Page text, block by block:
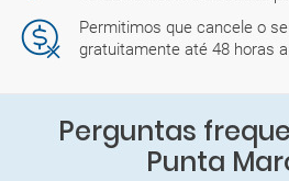
Permitimos que cancele o
gratuitamente até 48 horas
Perguntas
Punta